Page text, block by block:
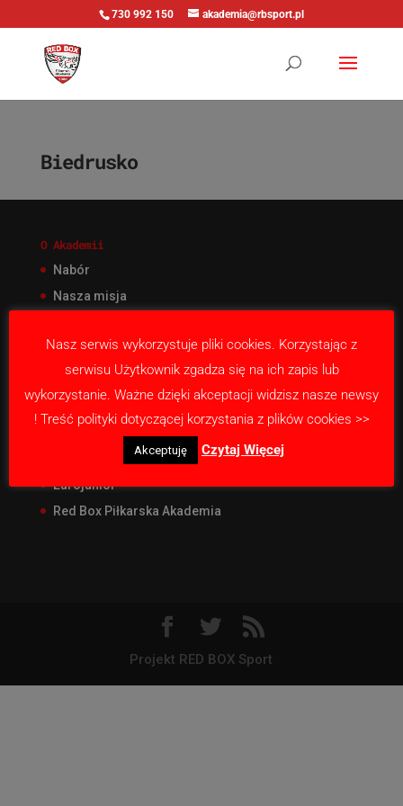
730 992 150 akademia@rbsport.pl
Biedrusko
O Akademii
Nabór
Nasza misja
RED BOX Junior Liga
RED BOX CUP Junior
RED BOX Pro Camp
Eurojunior
Red Box Piłkarska Akademia
Projekt RED BOX Sport
Nasz serwis wykorzystuje pliki cookies. Korzystając z
serwisu Użytkownik zgadza się na ich zapis lub
wykorzystanie. Ważne dzięki akceptacji widzisz nasze newsy
! Treść polityki dotyczącej korzystania z plików cookies >>
Akceptuję Czytaj Więcej